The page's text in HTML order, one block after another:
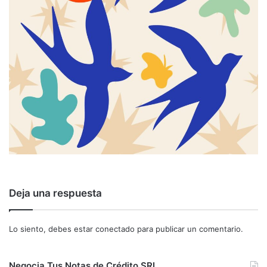
Deja una respuesta
Lo siento, debes estar conectado para publicar un comentario.